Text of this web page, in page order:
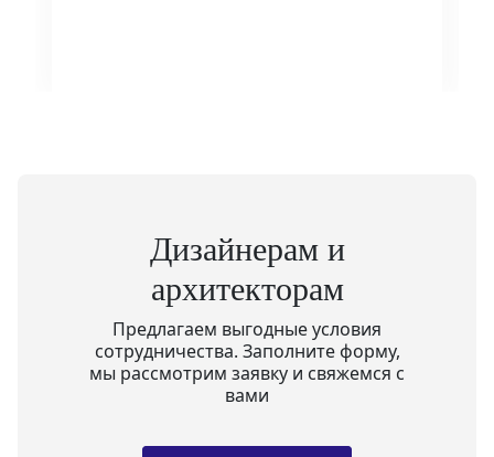
Дизайнерам и
архитекторам
Предлагаем выгодные условия
сотрудничества. Заполните форму,
мы рассмотрим заявку и свяжемся с
вами